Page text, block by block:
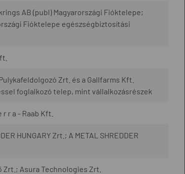
AB (publ) Magyarországi Fióktelepe;
Fióktelepe egészségbiztosítási
Zrt. és a Gallfarms Kft.
foglalkozó telep, mint vállalkozásrészek
r a - Raab Kft.
HUNGARY Zrt.; A METAL SHREDDER
Zrt.; Asura Technologies Zrt.